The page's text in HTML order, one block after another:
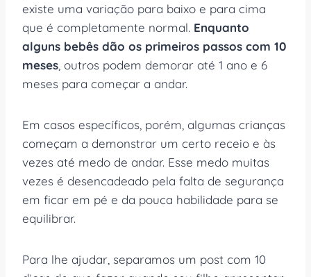
existe uma variação para baixo e para cima
que é completamente normal. Enquanto
alguns bebês dão os primeiros passos com 10
meses , outros podem demorar até 1 ano e 6
meses para começar a andar.
Em casos específicos, porém, algumas crianças
começam a demonstrar um certo receio e às
vezes até medo de andar. Esse medo muitas
vezes é desencadeado pela falta de segurança
em ficar em pé e da pouca habilidade para se
equilibrar.
Para lhe ajudar, separamos um post com 10